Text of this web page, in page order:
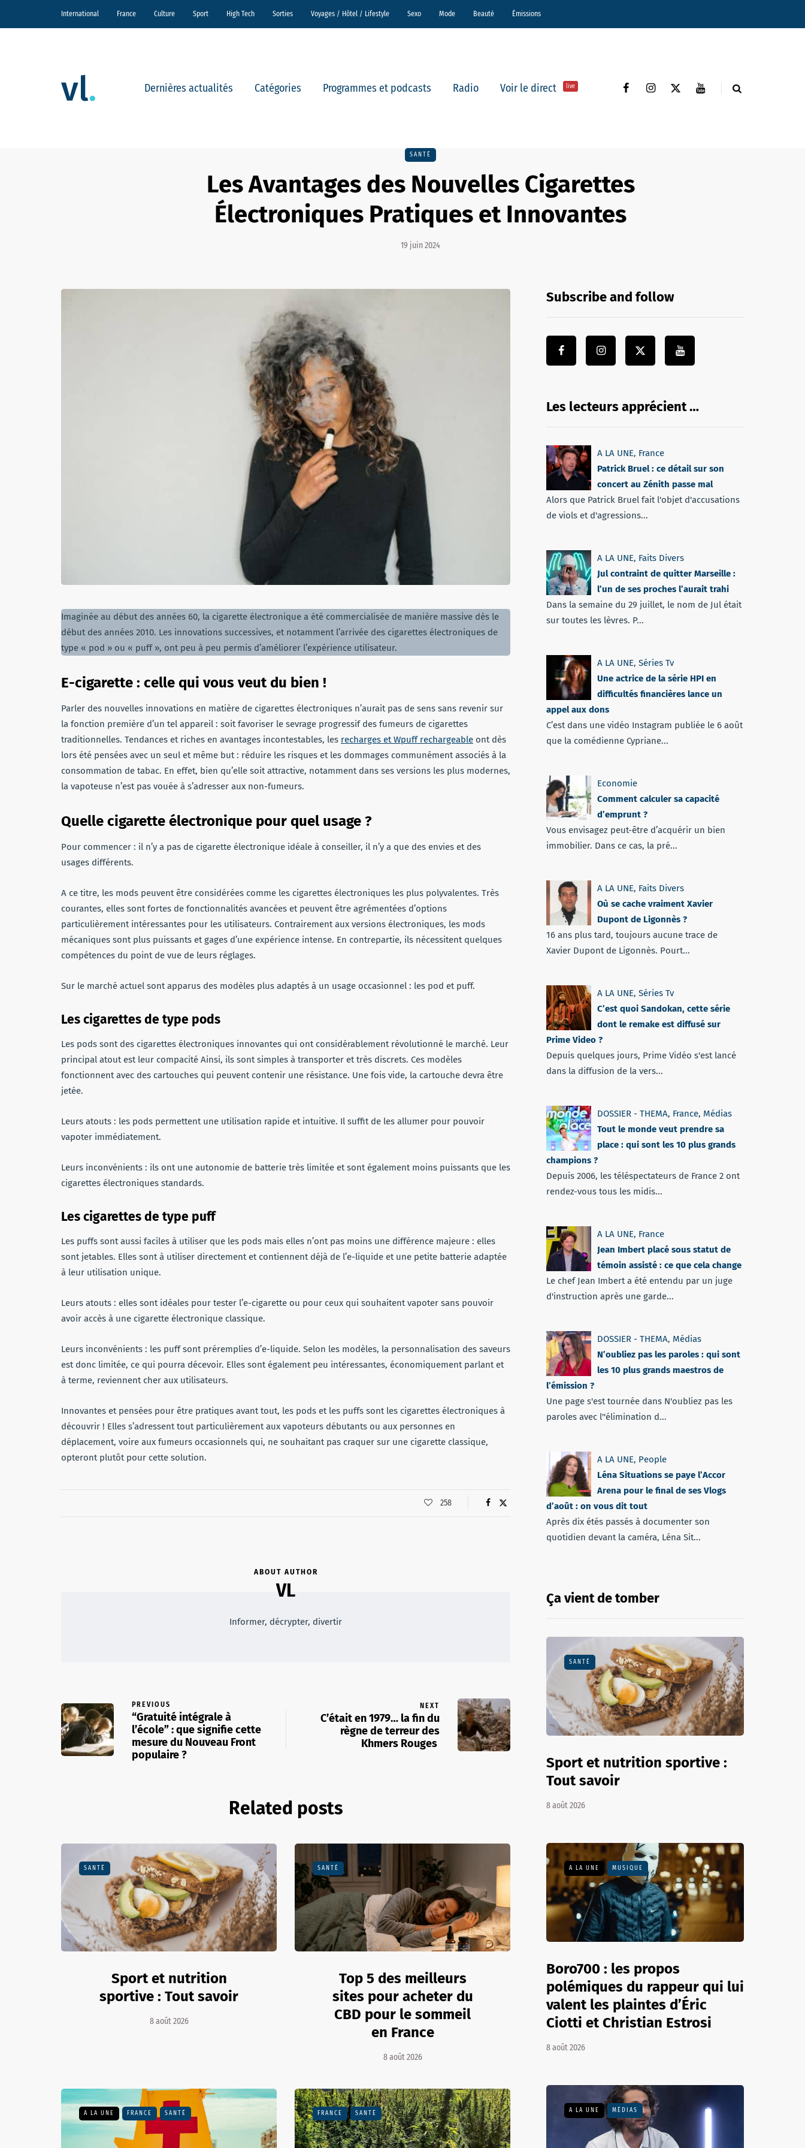
International France Culture Sport High Tech Sorties Voyages / Hôtel / Lifestyle Sexo Mode Beauté Émissions
Dernières actualités Catégories Programmes et podcasts Radio Voir le direct live
SANTÉ
Les Avantages des Nouvelles Cigarettes
Électroniques Pratiques et Innovantes
19 juin 2024
Imaginée au début des années 60, la cigarette électronique a été commercialisée de manière massive dès le
début des années 2010. Les innovations successives, et notamment l’arrivée des cigarettes électroniques de
type « pod » ou « puff », ont peu à peu permis d’améliorer l’expérience utilisateur.
E-cigarette : celle qui vous veut du bien !
Parler des nouvelles innovations en matière de cigarettes électroniques n’aurait pas de sens sans revenir sur
la fonction première d’un tel appareil : soit favoriser le sevrage progressif des fumeurs de cigarettes
traditionnelles. Tendances et riches en avantages incontestables, les recharges et Wpuff rechargeable ont dès
lors été pensées avec un seul et même but : réduire les risques et les dommages communément associés à la
consommation de tabac. En effet, bien qu’elle soit attractive, notamment dans ses versions les plus modernes,
la vapoteuse n’est pas vouée à s’adresser aux non-fumeurs.
Quelle cigarette électronique pour quel usage ?
Pour commencer : il n’y a pas de cigarette électronique idéale à conseiller, il n’y a que des envies et des
usages différents.
A ce titre, les mods peuvent être considérées comme les cigarettes électroniques les plus polyvalentes. Très
courantes, elles sont fortes de fonctionnalités avancées et peuvent être agrémentées d’options
particulièrement intéressantes pour les utilisateurs. Contrairement aux versions électroniques, les mods
mécaniques sont plus puissants et gages d’une expérience intense. En contrepartie, ils nécessitent quelques
compétences du point de vue de leurs réglages.
Sur le marché actuel sont apparus des modèles plus adaptés à un usage occasionnel : les pod et puff.
Les cigarettes de type pods
Les pods sont des cigarettes électroniques innovantes qui ont considérablement révolutionné le marché. Leur
principal atout est leur compacité Ainsi, ils sont simples à transporter et très discrets. Ces modèles
fonctionnent avec des cartouches qui peuvent contenir une résistance. Une fois vide, la cartouche devra être
jetée.
Leurs atouts : les pods permettent une utilisation rapide et intuitive. Il suffit de les allumer pour pouvoir
vapoter immédiatement.
Leurs inconvénients : ils ont une autonomie de batterie très limitée et sont également moins puissants que les
cigarettes électroniques standards.
Les cigarettes de type puff
Les puffs sont aussi faciles à utiliser que les pods mais elles n’ont pas moins une différence majeure : elles
sont jetables. Elles sont à utiliser directement et contiennent déjà de l’e-liquide et une petite batterie adaptée
à leur utilisation unique.
Leurs atouts : elles sont idéales pour tester l’e-cigarette ou pour ceux qui souhaitent vapoter sans pouvoir
avoir accès à une cigarette électronique classique.
Leurs inconvénients : les puff sont préremplies d’e-liquide. Selon les modèles, la personnalisation des saveurs
est donc limitée, ce qui pourra décevoir. Elles sont également peu intéressantes, économiquement parlant et
à terme, reviennent cher aux utilisateurs.
Innovantes et pensées pour être pratiques avant tout, les pods et les puffs sont les cigarettes électroniques à
découvrir ! Elles s’adressent tout particulièrement aux vapoteurs débutants ou aux personnes en
déplacement, voire aux fumeurs occasionnels qui, ne souhaitant pas craquer sur une cigarette classique,
opteront plutôt pour cette solution.
258
ABOUT AUTHOR
VL
Informer, décrypter, divertir
PREVIOUS
“Gratuité intégrale à
l’école” : que signifie cette
mesure du Nouveau Front
populaire ?
NEXT
C’était en 1979… la fin du
règne de terreur des
Khmers Rouges
Related posts
SANTÉ
Sport et nutrition
sportive : Tout savoir
8 août 2026
SANTÉ
Top 5 des meilleurs
sites pour acheter du
CBD pour le sommeil
en France
8 août 2026
A LA UNE FRANCE SANTÉ FRANCE SANTÉ
Subscribe and follow
Les lecteurs apprécient …
A LA UNE, France
Patrick Bruel : ce détail sur son
concert au Zénith passe mal
Alors que Patrick Bruel fait l'objet d'accusations
de viols et d'agressions...
A LA UNE, Faits Divers
Jul contraint de quitter Marseille :
l’un de ses proches l’aurait trahi
Dans la semaine du 29 juillet, le nom de Jul était
sur toutes les lèvres. P...
A LA UNE, Séries Tv
Une actrice de la série HPI en
difficultés financières lance un
appel aux dons
C’est dans une vidéo Instagram publiée le 6 août
que la comédienne Cypriane...
Economie
Comment calculer sa capacité
d’emprunt ?
Vous envisagez peut-être d’acquérir un bien
immobilier. Dans ce cas, la pré...
A LA UNE, Faits Divers
Où se cache vraiment Xavier
Dupont de Ligonnès ?
16 ans plus tard, toujours aucune trace de
Xavier Dupont de Ligonnès. Pourt...
A LA UNE, Séries Tv
C’est quoi Sandokan, cette série
dont le remake est diffusé sur
Prime Video ?
Depuis quelques jours, Prime Vidéo s'est lancé
dans la diffusion de la vers...
DOSSIER - THEMA, France, Médias
Tout le monde veut prendre sa
place : qui sont les 10 plus grands
champions ?
Depuis 2006, les téléspectateurs de France 2 ont
rendez-vous tous les midis...
A LA UNE, France
Jean Imbert placé sous statut de
témoin assisté : ce que cela change
Le chef Jean Imbert a été entendu par un juge
d'instruction après une garde...
DOSSIER - THEMA, Médias
N’oubliez pas les paroles : qui sont
les 10 plus grands maestros de
l’émission ?
Une page s'est tournée dans N'oubliez pas les
paroles avec l''élimination d...
A LA UNE, People
Léna Situations se paye l’Accor
Arena pour le final de ses Vlogs
d’août : on vous dit tout
Après dix étés passés à documenter son
quotidien devant la caméra, Léna Sit...
Ça vient de tomber
SANTÉ
Sport et nutrition sportive :
Tout savoir
8 août 2026
A LA UNE MUSIQUE
Boro700 : les propos
polémiques du rappeur qui lui
valent les plaintes d’Éric
Ciotti et Christian Estrosi
8 août 2026
A LA UNE MÉDIAS